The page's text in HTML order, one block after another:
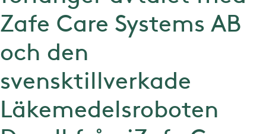
Zafe Care Systems AB
och den
svensktillverkade
Läkemedelsroboten